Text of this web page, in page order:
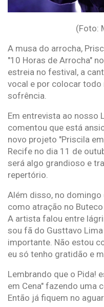
(Foto:
A musa do arrocha,
"10 Horas de Arrocha"
estreia no festival, a
vocal e por colocar todo
sofrência.
Em entrevista ao nosso
comentou que está
novo projeto "Priscila
Recife no dia 11 de
será algo grandioso e
repertório.
Além disso, no
como atração no
A artista falou entre
sou fã do Gusttavo
importante. Não estou
eu só tenho gratidão e
Lembrando que o Pida!
em Cena" fazendo uma
Então já fiquem no